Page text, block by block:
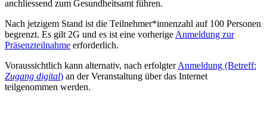
anchliessend zum Gesundheitsamt führen.
Nach jetzigem Stand ist die Teilnehmer*innenzahl auf 100 Personen
begrenzt. Es gilt 2G und es ist eine vorherigeAnmeldung zur
Präsenzteilnahme erforderlich.
Voraussichtlich kann alternativ, nach erfolgterAnmeldung (Betreff:
Zugang digital) an der Veranstaltung über das Internet
teilgenommen werden.